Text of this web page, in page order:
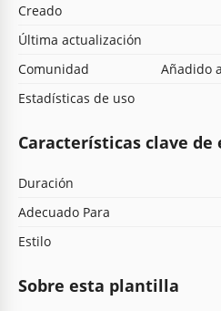
Creado
Última actualización
Comunidad
Añadido
Estadísticas de uso
Características clave
Duración
Adecuado Para
Estilo
Sobre esta plantilla